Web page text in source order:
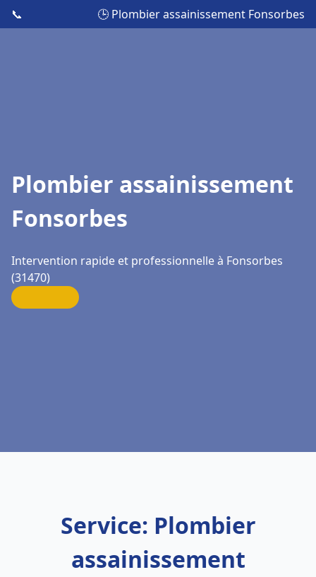
📞 🕒 Plombier assainissement Fonsorbes
Plombier assainissement
Fonsorbes
Intervention rapide et professionnelle à Fonsorbes
(31470)
Service: Plombier
assainissement